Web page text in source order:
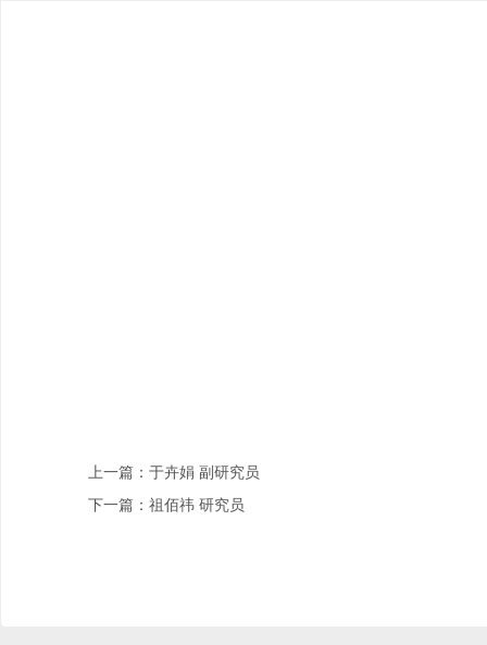
上一篇：于卉娟 副研究员
下一篇：祖佰祎 研究员